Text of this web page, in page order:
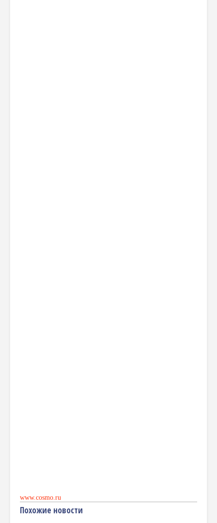
www.cosmo.ru
Похожие новости